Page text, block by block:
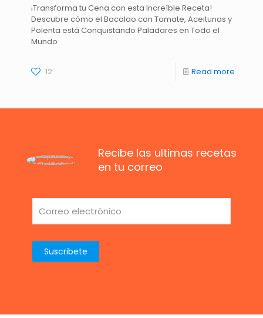
¡Transforma tu Cena con esta Increíble Receta!
Descubre cómo el Bacalao con Tomate, Aceitunas y
Polenta está Conquistando Paladares en Todo el
Mundo
12 Read more
Recibe las ultimas recetas
en tu correo